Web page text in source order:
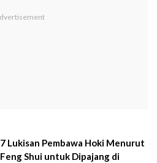
7 Lukisan Pembawa Hoki Menurut
Feng Shui untuk Dipajang di